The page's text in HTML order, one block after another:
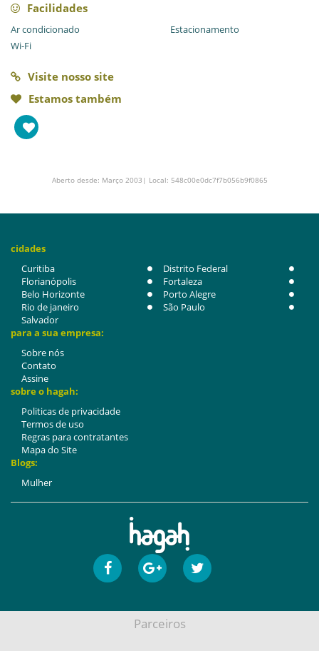
Facilidades
Ar condicionado
Estacionamento
Wi-Fi
Visite nosso site
Estamos também
Aberto desde: Março 2003| Local: 548c00e0dc7f7b056b9f0865
cidades
Curitiba
Distrito Federal
Florianópolis
Fortaleza
Belo Horizonte
Porto Alegre
Rio de janeiro
São Paulo
Salvador
para a sua empresa:
Sobre nós
Contato
Assine
sobre o hagah:
Politicas de privacidade
Termos de uso
Regras para contratantes
Mapa do Site
Blogs:
Mulher
Parceiros